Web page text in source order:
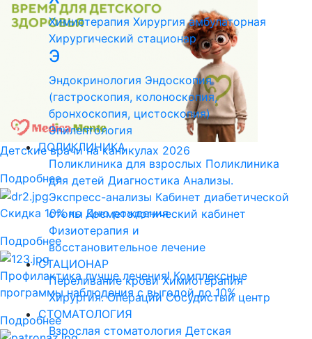
Детские врачи на каникулах 2026
Подробнее
Скидка 10% ко Дню рождения
Подробнее
Профилактика лучше лечения! Комплексные
программы наблюдения с выгодой до 10%
Подробнее
Химиотерапия Хирургия амбулаторная
Хирургический стационар
Э
Эндокринология Эндоскопия
(гастроскопия, колоноскопия,
бронхоскопия, цистоскопия)
Эпилептология
ПОЛИКЛИНИКА
Поликлиника для взрослых Поликлиника
для детей Диагностика Анализы.
Экспресс-анализы Кабинет диабетической
стопы Косметологический кабинет
Физиотерапия и
восстановительное лечение
СТАЦИОНАР
Переливание крови Химиотерапия
Хирургия. Операции Сосудистый центр
СТОМАТОЛОГИЯ
Взрослая стоматология Детская